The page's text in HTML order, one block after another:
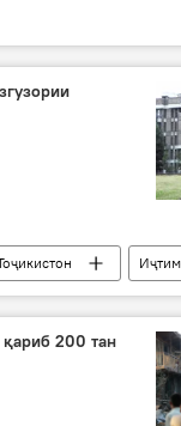
Имоми Аъзам
ВКД
семинар
200 тан